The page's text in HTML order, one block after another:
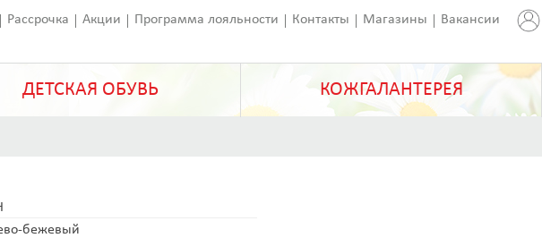
Рассрочка Акции Программа лояльности Контакты Магазины Вакансии
ДЕТСКАЯ ОБУВЬ КОЖГАЛАНТЕРЕЯ
бежевый